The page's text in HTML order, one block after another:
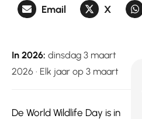
Email X
In 2026: dinsdag 3 maart
2026 · Elk jaar op 3 maart
De World Wildlife Day is in